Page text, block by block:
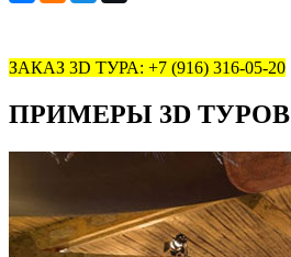
ЗАКАЗ 3D ТУРА: +7 (916) 316-05-20
ПРИМЕРЫ 3D ТУРОВ